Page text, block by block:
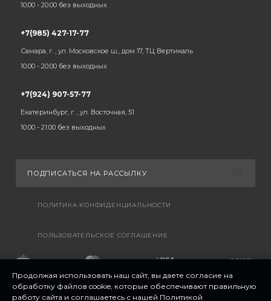
10:00 - 20:00 без выходных
+7(985) 427-17-77
Самара, г. , ул. Московское ш., дом 17, ТЦ Вертикаль
10:00 - 20:00 без выходных
+7(924) 907-57-77
Екатеринбург, г. , ул. Восточная, 51
10:00 - 21:00 без выходных
ПОДПИСАТЬСЯ НА РАССЫЛКУ
ПОЛИТИКА КОНФИДЕНЦИАЛЬНОСТИ
ПОЛЬЗОВАТЕЛЬСКОЕ СОГЛАШЕНИЕ
Продолжая использовать наш сайт, вы даете согласие на
обработку файлов cookie, которые обеспечивают правильную
работу сайта и соглашаетесь с нашей Политикой